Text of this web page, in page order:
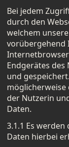
Bei jedem
durch den
welchem
vorübergehend
Endgerätes
und
der Nutzerin
Daten.
3.1.1 Es
Daten hierbei